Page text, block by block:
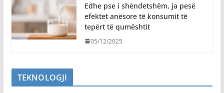
Edhe pse i shëndetshëm, ja pesë
efektet anësore të konsumit të
tepërt të qumështit
05/12/2025
TEKNOLOGJI